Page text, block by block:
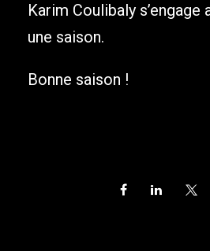
Karim Coulibaly
une saison.
Bonne saison !